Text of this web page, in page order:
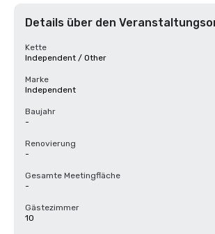
Details über den
Kette
Independent / Other
Marke
Independent
Baujahr
-
Renovierung
-
Gesamte Meetingfläche
-
Gästezimmer
10